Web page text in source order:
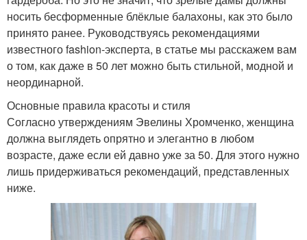
носить бесформенные блёклые балахоны, как это было
принято ранее. Руководствуясь рекомендациями
известного fashion-эксперта, в статье мы расскажем вам
о том, как даже в 50 лет можно быть стильной, модной и
неординарной.
Основные правила красоты и стиля
Согласно утверждениям Эвелины Хромченко, женщина
должна выглядеть опрятно и элегантно в любом
возрасте, даже если ей давно уже за 50. Для этого нужно
лишь придерживаться рекомендаций, представленных
ниже.